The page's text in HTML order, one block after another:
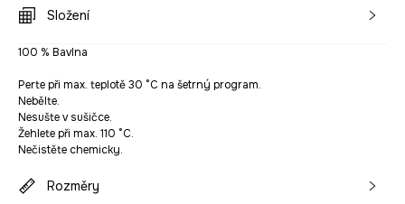
Složení
100 % Bavlna
Perte při max. teplotě 30 °C na šetrný program.
Nebělte.
Nesušte v sušičce.
Žehlete při max. 110 °C.
Nečistěte chemicky.
Rozměry